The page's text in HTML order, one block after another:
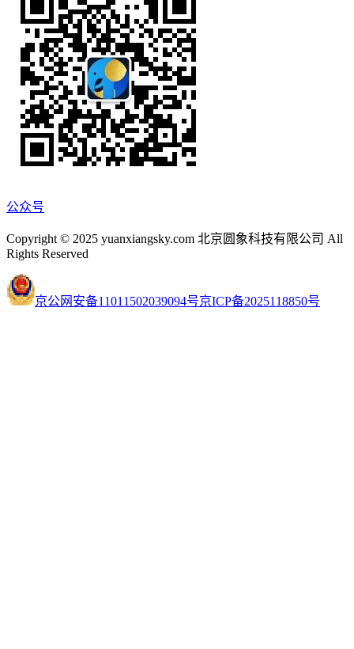
公众号
Copyright © 2025 yuanxiangsky.com 北京圆象科技有限公司 All
Rights Reserved
京公网安备11011502039094号京ICP备2025118850号